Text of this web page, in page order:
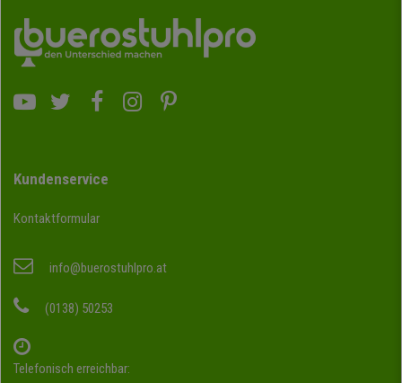
Kundenservice
Kontaktformular
info@buerostuhlpro.at
(0138) 50253
Telefonisch erreichbar: